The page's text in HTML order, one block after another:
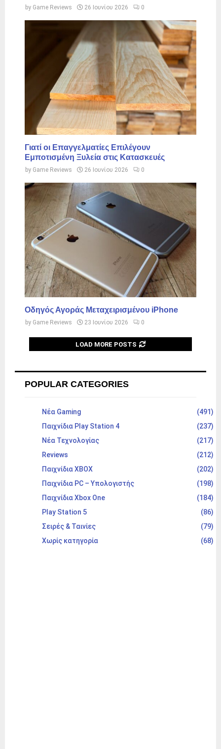
by Game Reviews 26 Ιουνίου 2026 0
Γιατί οι Επαγγελματίες Επιλέγουν
Εμποτισμένη Ξυλεία στις Κατασκευές
by Game Reviews 26 Ιουνίου 2026 0
Οδηγός Αγοράς Μεταχειρισμένου iPhone
by Game Reviews 23 Ιουνίου 2026 0
LOAD MORE POSTS
POPULAR CATEGORIES
Νέα Gaming
(491)
Παιχνίδια Play Station 4
(237)
Νέα Τεχνολογίας
(217)
Reviews
(212)
Παιχνίδια XBOX
(202)
Παιχνίδια PC – Υπολογιστής
(198)
Παιχνίδια Xbox One
(184)
Play Station 5
(86)
Σειρές & Ταινίες
(79)
Χωρίς κατηγορία
(68)